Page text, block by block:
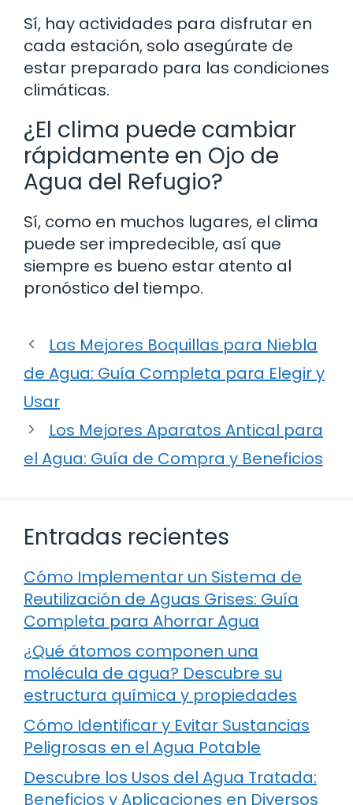
Sí, hay actividades para disfrutar en
cada estación, solo asegúrate de
estar preparado para las condiciones
climáticas.
¿El clima puede cambiar
rápidamente en Ojo de
Agua del Refugio?
Sí, como en muchos lugares, el clima
puede ser impredecible, así que
siempre es bueno estar atento al
pronóstico del tiempo.
Las Mejores Boquillas para Niebla
de Agua: Guía Completa para Elegir y
Usar
Los Mejores Aparatos Antical para
el Agua: Guía de Compra y Beneficios
Entradas recientes
Cómo Implementar un Sistema de
Reutilización de Aguas Grises: Guía
Completa para Ahorrar Agua
¿Qué átomos componen una
molécula de agua? Descubre su
estructura química y propiedades
Cómo Identificar y Evitar Sustancias
Peligrosas en el Agua Potable
Descubre los Usos del Agua Tratada:
Beneficios y Aplicaciones en Diversos